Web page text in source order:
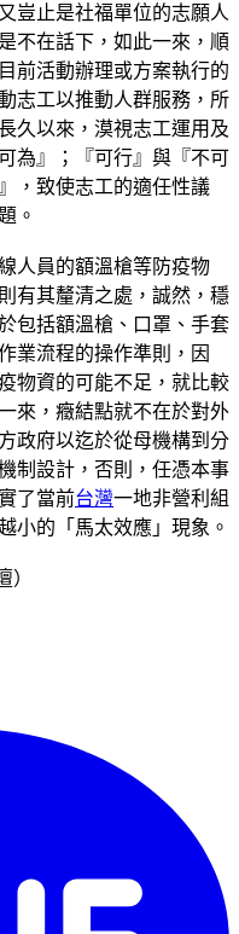
豈止是社福單位的志願人
不在話下，如此一來，順
前活動辦理或方案執行的
志工以推動人群服務，所
久以來，漠視志工運用及
為』；『可行』與『不可
，致使志工的適任性議
。
人員的額溫槍等防疫物
有其釐清之處，誠然，穩
包括額溫槍、口罩、手套
業流程的操作準則，因
物資的可能不足，就比較
來，癥結點就不在於對外
政府以迄於從母機構到分
制設計，否則，任憑本事
了當前台灣一地非營利組
小的「馬太效應」現象。
）